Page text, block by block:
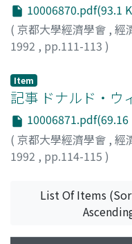
10006870.pdf(93.1
( 京都大學經濟學會 , 經
1992 , pp.111-113 )
Item
記事 ドナルド・ウ
10006871.pdf(69.16
( 京都大學經濟學會 , 經
1992 , pp.114-115 )
ギ, キイチロウ;ヤマダ,
List Of Items